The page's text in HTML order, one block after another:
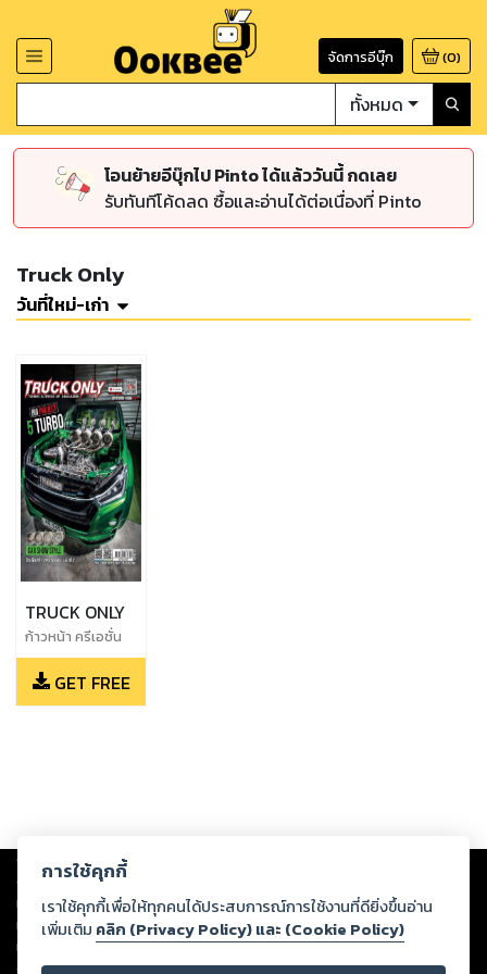
จัดการอีบุ๊ก (0)
ทั้งหมด
โอนย้ายอีบุ๊กไป Pinto ได้แล้ววันนี้ กดเลย
รับทันทีโค้ดลด ซื้อและอ่านได้ต่อเนื่องที่ Pinto
Truck Only
วันที่ใหม่-เก่า
TRUCK ONLY
ก้าวหน้า ครีเอชั่น
GET FREE
Copyright © 2026
ต่อผลงานหรือเนื้อหาใดที่อัปโหลดผ่านเว็บไซต์และปรากฏว่าละเมิดสิทธิใน
ทรัพย์สินทางปัญญาของบุคคลอื่นหรือขัดต่อกฎหมายและศีลธรรม ดังนั้น ผู้อ่าน
ทุกท่านโปรดใช้วิจารณญาณในการกลั่นกรองด้วยตนเอง และหากท่านพบว่าส่วน
หนึ่งส่วนใดขัดต่อกฎหมายและศีลธรรม กรุณาแจ้งมายังบริษัท เพื่อทีมงานจะได้
ดำเนินการในทันที ทั้งนี้ ทางสตอรี่ล็อกขอสงวนลิขสิทธิ์ตามพระราชบัญญัติ
การใช้คุกกี้
เราใช้คุกกี้เพื่อให้ทุกคนได้ประสบการณ์การใช้งานที่ดียิ่งขึ้นอ่าน
เพิ่มเติม คลิก (Privacy Policy) และ (Cookie Policy)